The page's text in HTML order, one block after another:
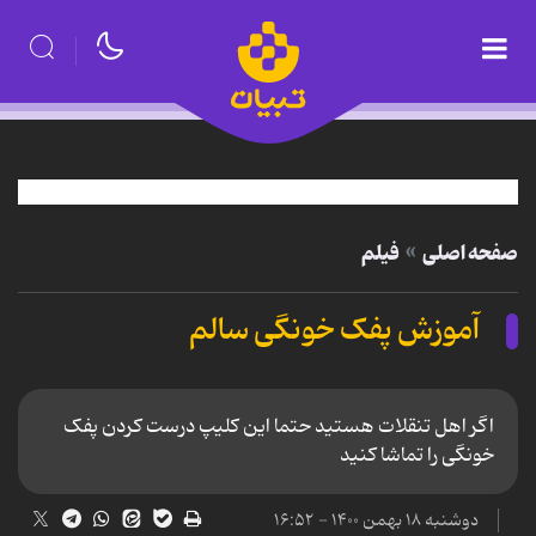
صفحه اصلی فیلم
آموزش پفک خونگی سالم
اگر اهل تنقلات هستید حتما این کلیپ درست کردن پفک
خونگی را تماشا کنید
دوشنبه ۱۸ بهمن ۱۴۰۰ - ۱۶:۵۲